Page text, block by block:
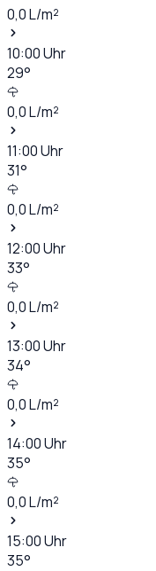
0,0L/m²
10:00Uhr
29°
0,0L/m²
11:00Uhr
31°
0,0L/m²
12:00Uhr
33°
0,0L/m²
13:00Uhr
34°
0,0L/m²
14:00Uhr
35°
0,0L/m²
15:00Uhr
35°